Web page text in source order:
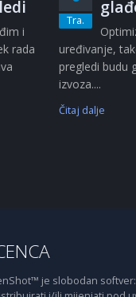
i
rada
Tra.
uređivanje,
pregledi budu
izvoza....
Čitaj dalje
je slobodan